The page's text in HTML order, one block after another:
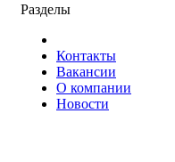
Разделы
Контакты
Вакансии
О компании
Новости